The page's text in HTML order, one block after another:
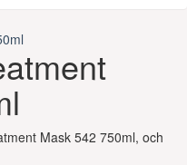
Mask 542 750ml, och